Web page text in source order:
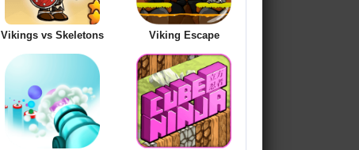
Vikings vs Skeletons Viking Escape